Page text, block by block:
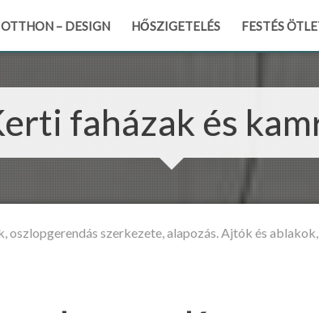
OTTHON – DESIGN HŐSZIGETELÉS FESTÉS
Kerti faházak és
oszlopgerendás szerkezete, alapozás. Ajtók és